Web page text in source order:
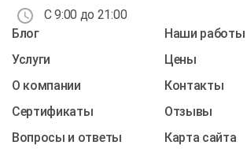
С 9:00 до 21:00
Блог
Наши работы
Услуги
Цены
О компании
Контакты
Cертификаты
Отзывы
Вопросы и ответы
Карта сайта